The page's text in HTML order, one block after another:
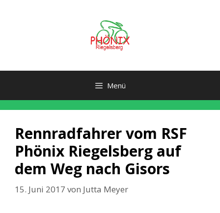
Menü
Rennradfahrer vom RSF
Phönix Riegelsberg auf
dem Weg nach Gisors
15. Juni 2017 von Jutta Meyer